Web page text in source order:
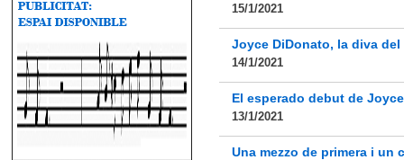
15/1/2021
Joyce DiDonato, la diva del
14/1/2021
El esperado debut de
13/1/2021
Una mezzo de primera i un